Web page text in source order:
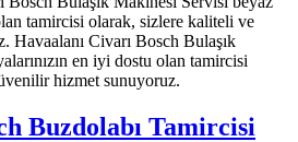
tamircisi olarak, sizlere kaliteli ve
Havaalanı Civarı Bosch Bulaşık
en iyi dostu olan tamircisi
hizmet sunuyoruz.
Buzdolabı Tamircisi